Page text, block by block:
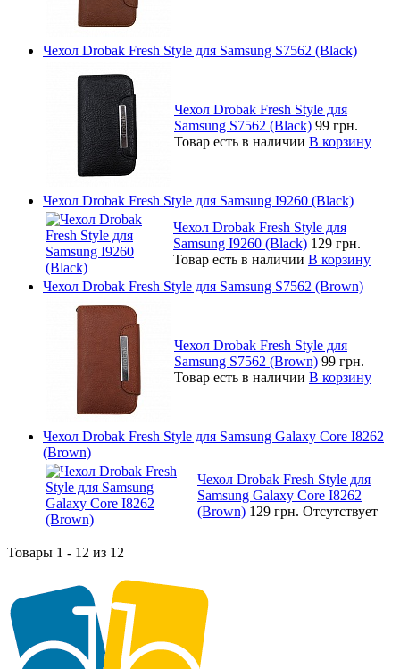
Чехол Drobak Fresh Style для Samsung S7562 (Black)
Чехол Drobak Fresh Style для
Samsung S7562 (Black) 99 грн.
Товар есть в наличии В корзину
Чехол Drobak Fresh Style для Samsung I9260 (Black)
Чехол Drobak Fresh Style для
Samsung I9260 (Black) 129 грн.
Товар есть в наличии В корзину
Чехол Drobak Fresh Style для Samsung S7562 (Brown)
Чехол Drobak Fresh Style для
Samsung S7562 (Brown) 99 грн.
Товар есть в наличии В корзину
Чехол Drobak Fresh Style для Samsung Galaxy Core I8262
(Brown)
Чехол Drobak Fresh Style для
Samsung Galaxy Core I8262
(Brown) 129 грн. Отсутствует
Товары 1 - 12 из 12